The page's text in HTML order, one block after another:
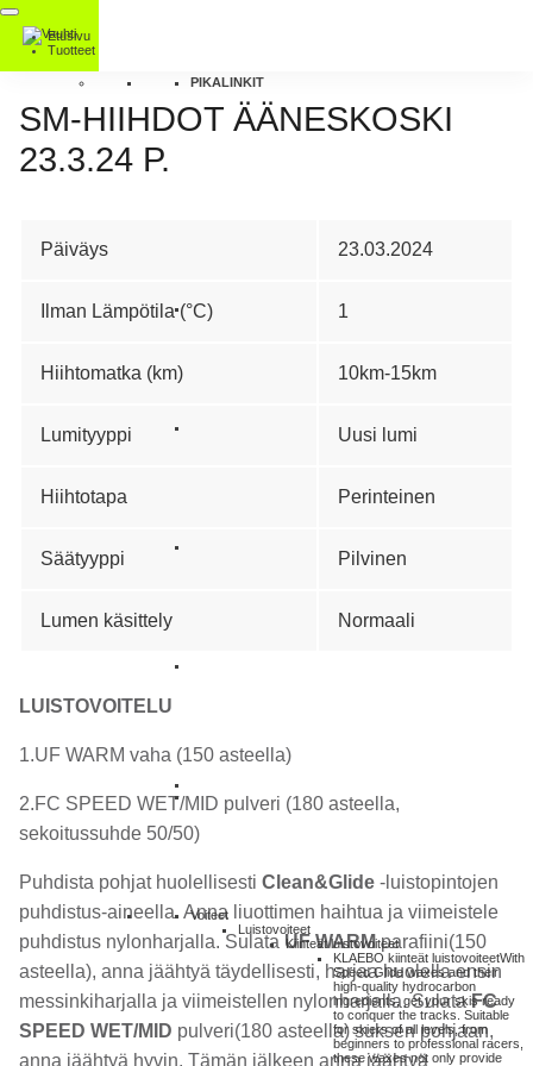
Etusivu
Tuotteet
PIKALINKIT
Voiteet
Luistovoiteet
Kiinteät luistovoiteet
KLAEBO kiinteät luistovoiteetWith
Speed Glide waxes and their
high-quality hydrocarbon
ingredients, get your skis ready
to conquer the tracks. Suitable
for skiers of all levels, from
beginners to professional racers,
these waxes not only provide
SM-HIIHDOT ÄÄNESKOSKI
23.3.24 P.
Päiväys 23.03.2024
Ilman Lämpötila (°C) 1
Hiihtomatka (km) 10km-15km
Lumityyppi Uusi lumi
Hiihtotapa Perinteinen
Säätyyppi Pilvinen
Lumen käsittely Normaali
LUISTOVOITELU
1.UF WARM vaha (150 asteella)
2.FC SPEED WET/MID pulveri (180 asteella,
sekoitussuhde 50/50)
Puhdista pohjat huolellisesti Clean&Glide -luistopintojen
puhdistus-aineella. Anna liuottimen haihtua ja viimeistele
puhdistus nylonharjalla. Sulata UF WARMparafiini(150
asteella), anna jäähtyä täydellisesti, harjaa huolella ensin
messinkiharjalla ja viimeistellen nylonharjalla. SulataFC
SPEED WET/MID pulveri(180 asteella) suksen pohjaan,
anna jäähtyä hyvin. Tämän jälkeen anna jäähtyä